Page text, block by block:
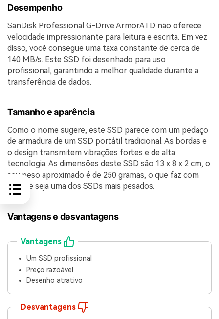
Desempenho
SanDisk Professional G-Drive ArmorATD não oferece
velocidade impressionante para leitura e escrita. Em vez
disso, você consegue uma taxa constante de cerca de
140 MB/s. Este SSD foi desenhado para uso
profissional, garantindo a melhor qualidade durante a
transferência de dados.
Tamanho e aparência
Como o nome sugere, este SSD parece com um pedaço
de armadura de um SSD portátil tradicional. As bordas e
o design transmitem vibrações fortes e de alta
tecnologia. As dimensões deste SSD são 13 x 8 x 2 cm, o
seu peso aproximado é de 250 gramas, o que faz com
que ele seja uma dos SSDs mais pesados.
Vantagens e desvantagens
Vantagens
Um SSD profissional
Preço razoável
Desenho atrativo
Desvantagens